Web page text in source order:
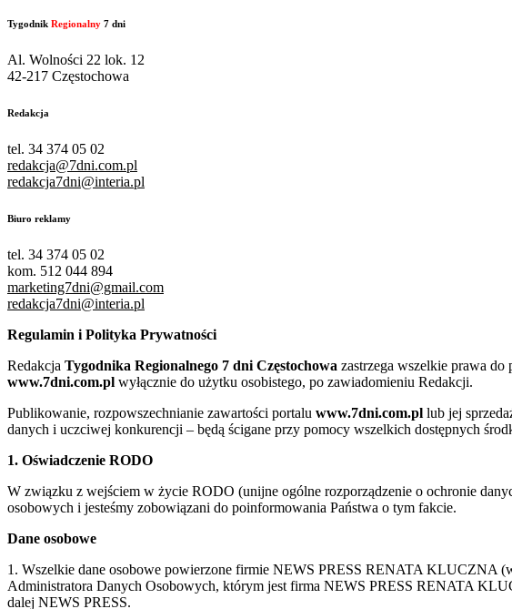
Tygodnik Regionalny 7 dni
Al. Wolności 22 lok. 12
42-217 Częstochowa
Redakcja
tel. 34 374 05 02
redakcja@7dni.com.pl
redakcja7dni@interia.pl
Biuro reklamy
tel. 34 374 05 02
kom. 512 044 894
marketing7dni@gmail.com
redakcja7dni@interia.pl
Regulamin i Polityka Prywatności
Redakcja Tygodnika Regionalnego 7 dni Częstochowa zastrzega wszelkie prawa do
www.7dni.com.pl wyłącznie do użytku osobistego, po zawiadomieniu Redakcji.
Publikowanie, rozpowszechnianie zawartości portalu www.7dni.com.pl lub jej
danych i uczciwej konkurencji – będą ścigane przy pomocy wszelkich dostępnych
1. Oświadczenie RODO
W związku z wejściem w życie RODO (unijne ogólne rozporządzenie o ochronie
osobowych i jesteśmy zobowiązani do poinformowania Państwa o tym fakcie.
Dane osobowe
1. Wszelkie dane osobowe powierzone firmie NEWS PRESS RENATA KLUCZNA
Administratora Danych Osobowych, którym jest firma NEWS PRESS RENATA
dalej NEWS PRESS.